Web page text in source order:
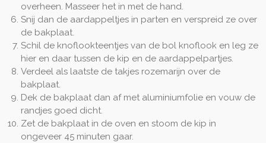
overheen. Masseer het in met de hand.
Snij dan de aardappeltjes in parten en verspreid ze over
de bakplaat.
Schil de knoflookteentjes van de bol knoflook en leg ze
hier en daar tussen de kip en de aardappelpartjes.
Verdeel als laatste de takjes rozemarijn over de
bakplaat.
Dek de bakplaat dan af met aluminiumfolie en vouw de
randjes goed dicht.
Zet de bakplaat in de oven en stoom de kip in
ongeveer 45 minuten gaar.